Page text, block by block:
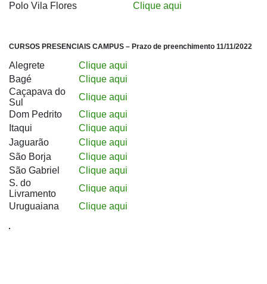
Polo Vila Flores
Clique aqui
CURSOS PRESENCIAIS CAMPUS – Prazo de preenchimento 11/11/2022
Alegrete
Clique aqui
Bagé
Clique aqui
Caçapava do
Sul
Clique aqui
Dom Pedrito
Clique aqui
Itaqui
Clique aqui
Jaguarão
Clique aqui
São Borja
Clique aqui
São Gabriel
Clique aqui
S. do
Livramento
Clique aqui
Uruguaiana
Clique aqui